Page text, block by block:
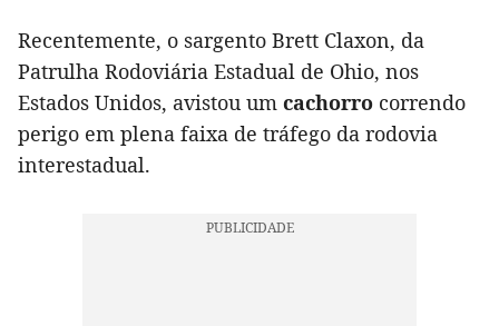
Recentemente, o sargento Brett Claxon, da
Patrulha Rodoviária Estadual de Ohio, nos
Estados Unidos, avistou um cachorro correndo
perigo em plena faixa de tráfego da rodovia
interestadual.